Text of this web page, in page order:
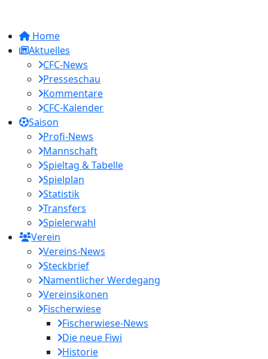
Home
Aktuelles
CFC-News
Presseschau
Kommentare
CFC-Kalender
Saison
Profi-News
Mannschaft
Spieltag & Tabelle
Spielplan
Statistik
Transfers
Spielerwahl
Verein
Vereins-News
Steckbrief
Namentlicher Werdegang
Vereinsikonen
Fischerwiese
Fischerwiese-News
Die neue Fiwi
Historie